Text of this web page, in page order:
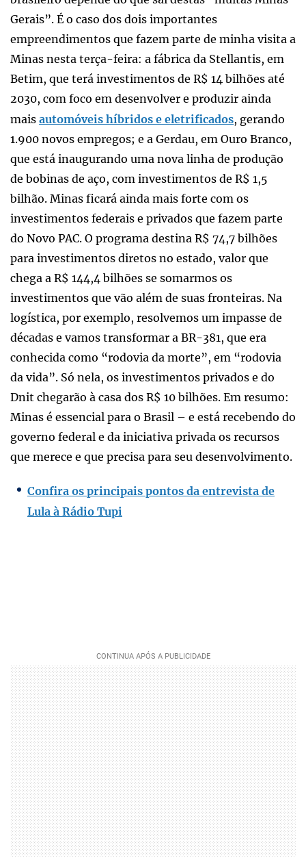
Gerais”. É o caso dos dois importantes
empreendimentos que fazem parte de minha visita a
Minas nesta terça-feira: a fábrica da Stellantis, em
Betim, que terá investimentos de R$ 14 bilhões até
2030, com foco em desenvolver e produzir ainda
mais automóveis híbridos e eletrificados, gerando
1.900 novos empregos; e a Gerdau, em Ouro Branco,
que está inaugurando uma nova linha de produção
de bobinas de aço, com investimentos de R$ 1,5
bilhão. Minas ficará ainda mais forte com os
investimentos federais e privados que fazem parte
do Novo PAC. O programa destina R$ 74,7 bilhões
para investimentos diretos no estado, valor que
chega a R$ 144,4 bilhões se somarmos os
investimentos que vão além de suas fronteiras. Na
logística, por exemplo, resolvemos um impasse de
décadas e vamos transformar a BR-381, que era
conhecida como “rodovia da morte”, em “rodovia
da vida”. Só nela, os investimentos privados e do
Dnit chegarão à casa dos R$ 10 bilhões. Em resumo:
Minas é essencial para o Brasil – e está recebendo do
governo federal e da iniciativa privada os recursos
que merece e que precisa para seu desenvolvimento.
Confira os principais pontos da entrevista de
Lula à Rádio Tupi